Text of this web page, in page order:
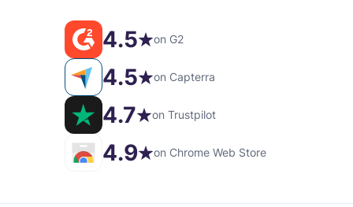
4.5 on G2
4.5 on Capterra
4.7 on Trustpilot
4.9 on Chrome Web Store